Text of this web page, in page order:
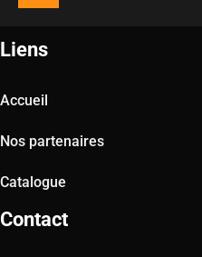
Liens
Accueil
Nos partenaires
Catalogue
Contact